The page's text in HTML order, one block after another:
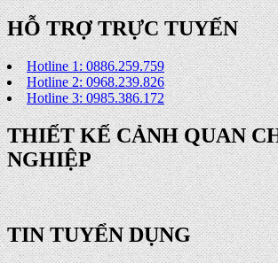
HỖ TRỢ TRỰC TUYẾN
Hotline 1: 0886.259.759
Hotline 2: 0968.239.826
Hotline 3: 0985.386.172
THIẾT KẾ CẢNH QUAN
NGHIỆP
TIN TUYỂN DỤNG